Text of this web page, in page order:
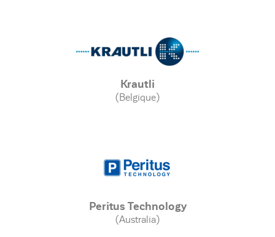
Krautli
(Belgique)
Peritus Technology
(Australia)